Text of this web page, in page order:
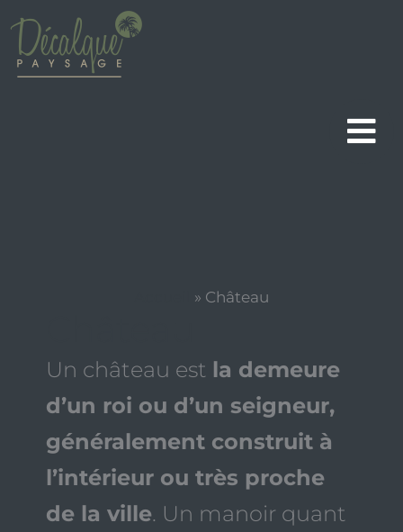
contenu
» Château
Un château est la demeure
d’un roi ou d’un seigneur,
généralement construit à
l’intérieur ou très proche
de la ville. Un manoir quant